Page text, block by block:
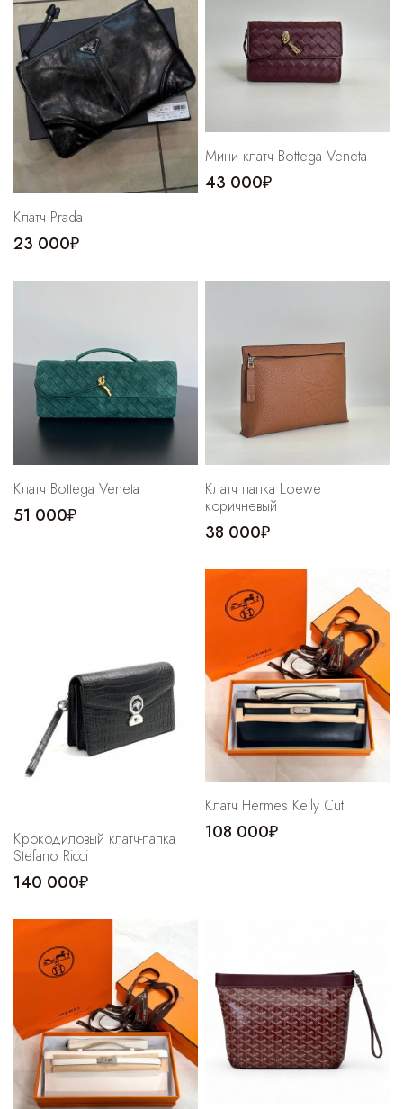
Клатч Prada
23 000₽
Мини клатч Bottega Veneta
43 000₽
Клатч Bottega Veneta
51 000₽
Клатч папка Loewe
коричневый
38 000₽
Крокодиловый клатч-папка
Stefano Ricci
140 000₽
Клатч Hermes Kelly Cut
108 000₽
Cпортивные брюки
Комбинезоны